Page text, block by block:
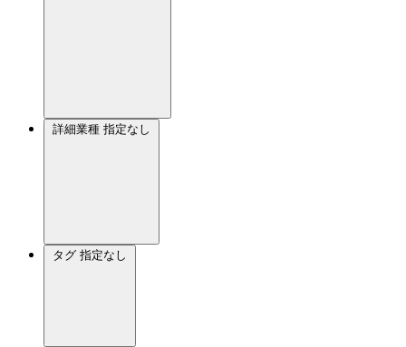
詳細業種 指定なし
タグ 指定なし